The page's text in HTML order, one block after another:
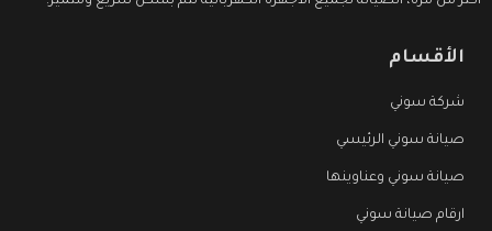
الأقسام
شركة سوني
صيانة سوني الرئيسي
صيانة سوني وعناوينها
ارقام صيانة سوني